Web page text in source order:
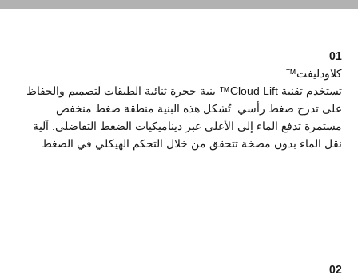
01
كلاودليفت™
تستخدم تقنية Cloud Lift™ بنية حجرة ثنائية الطبقات لتصميم والحفاظ
على تدرج ضغط رأسي. تُشكل هذه البنية منطقة ضغط منخفض
مستمرة تدفع الماء إلى الأعلى عبر ديناميكيات الضغط التفاضلي. آلية
نقل الماء بدون مضخة تتحقق من خلال التحكم الهيكلي في الضغط.
02